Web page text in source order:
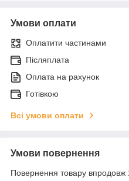
Умови оплати
Оплатити частинами
Післяплата
Оплата на рахунок
Готівкою
Всі умови оплати
Умови повернення
Повернення товару впродовж